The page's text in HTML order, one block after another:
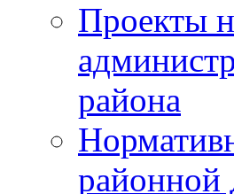
Проекты
района